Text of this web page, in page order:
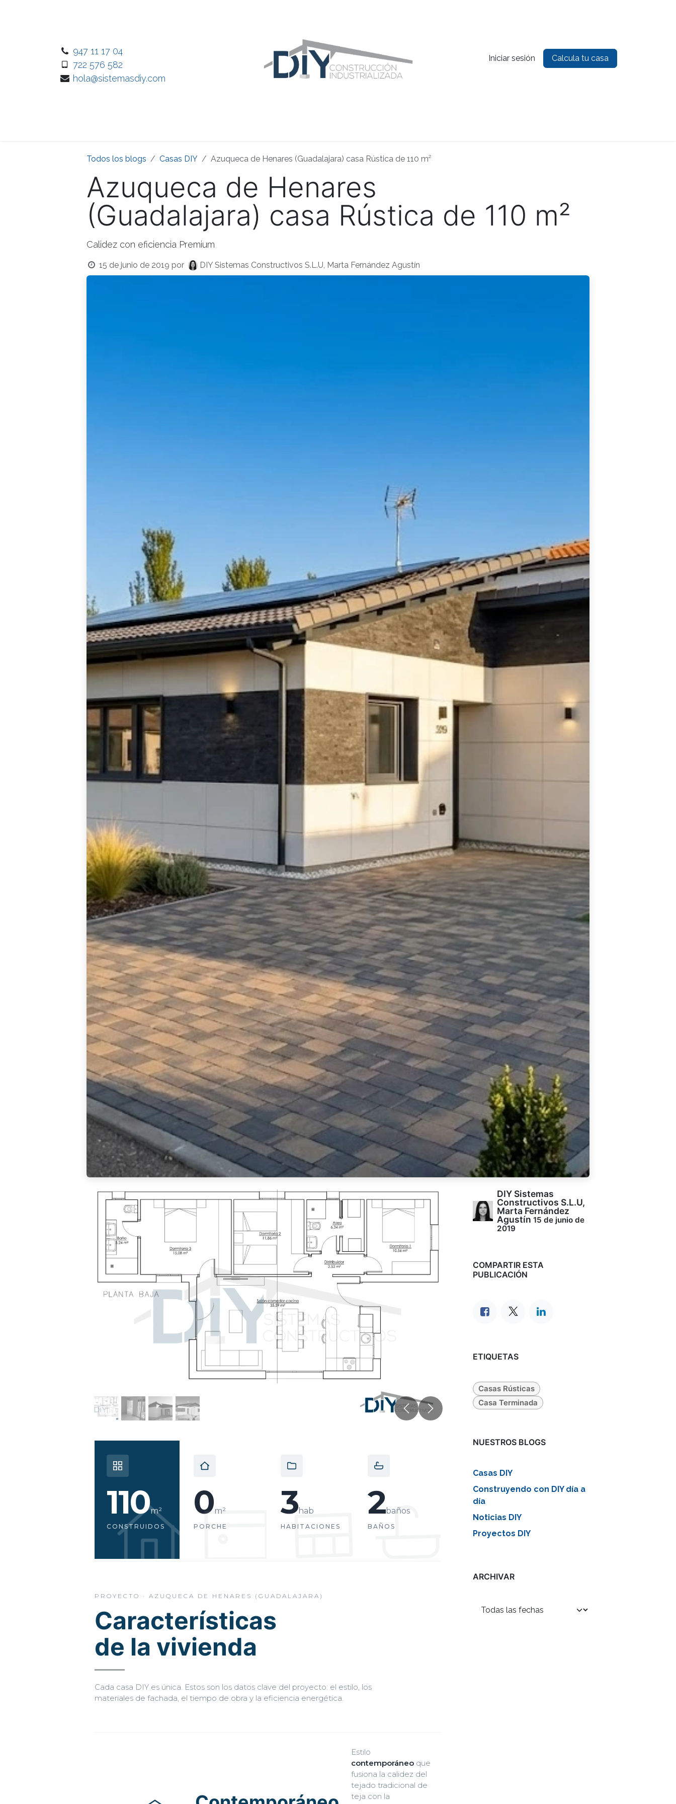
947 11 17 04
722 576 582
hola@sistemasdiy.com
Iniciar sesión Calcula tu casa
Todos los blogs Casas DIY Azuqueca de Henares (Guadalajara) casa Rústica de 110 m²
Azuqueca de Henares
(Guadalajara) casa Rústica de 110 m²
Calidez con eficiencia Premium
15 de junio de 2019 por DIY Sistemas Constructivos S.L.U, Marta Fernández Agustín
AnteriorSiguiente
110m²
CONSTRUIDOS
0m²
PORCHE
3hab
HABITACIONES
2baños
BAÑOS
PROYECTO · AZUQUECA DE HENARES (GUADALAJARA)
Características
de la vivienda
Cada casa DIY es única. Estos son los datos clave del proyecto: el estilo, los
materiales de fachada, el tiempo de obra y la eficiencia energética.
Estilo
contemporáneo que
fusiona la calidez del
tejado tradicional de
teja con la
DIY Sistemas
Constructivos S.L.U,
Marta Fernández
Agustín 15 de junio de
2019
COMPARTIR ESTA
PUBLICACIÓN
ETIQUETAS
Casas Rústicas
Casa Terminada
NUESTROS BLOGS
Casas DIY
Construyendo con DIY día a
día
Noticias DIY
Proyectos DIY
ARCHIVAR